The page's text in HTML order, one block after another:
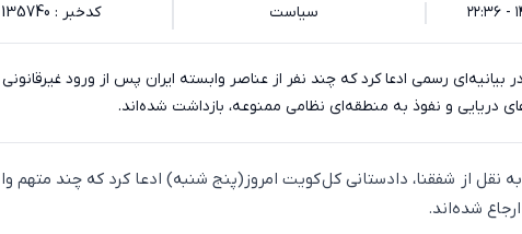
سیاست کدخبر : 135740
بیانیه‌ای رسمی ادعا کرد که چند نفر از عناصر وابسته ایران پس از ورود
دریایی و نفوذ به منطقه‌ای نظامی ممنوعه، بازداشت شده‌اند.
نقل از شفقنا، دادستانی کل کویت امروز(پنج شنبه) ادعا کرد که چند متهم
شده‌اند.